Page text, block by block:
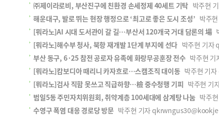
㈜제이라로비, 부산진구에 친환경 손세정제 40세트 기탁 박주현
해운대구, 발로 뛰는 현장 행정으로 ‘최고로 좋은 도시 조성’ 박주
[뭐라노]AI 시대 도서관이 갈 길…부산서 120개국 거대 담론의 場
[뭐라노]해수부 청사, 북항 재개발 1단계 부지에 선다 박주현 기
부산 동구, 6·25 참전 공로자 유족에 화랑무공훈장 전수박주현 기
[뭐라노]캄보디아 때리니 카자흐로…스캠조직 대이동박주현 기
[뭐라노]검사 직함 못쓰고 직급하향…檢 중수청행 기피 박주현
범일5동 주민자치위원회, 취약계층 100세대에 삼계탕 나눔박주현
수영구 폭염 대응 경로당 방문 박주현 기자